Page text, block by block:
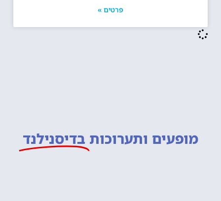
פרטים »
מופעים ותערוכות בדיסנילנד